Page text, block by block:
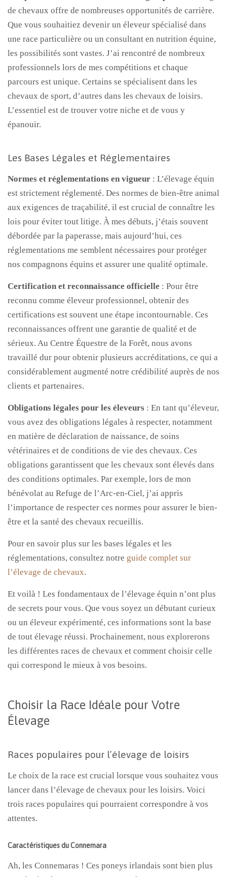
de chevaux offre de nombreuses opportunités de carrière.
Que vous souhaitiez devenir un éleveur spécialisé dans
une race particulière ou un consultant en nutrition équine,
les possibilités sont vastes. J’ai rencontré de nombreux
professionnels lors de mes compétitions et chaque
parcours est unique. Certains se spécialisent dans les
chevaux de sport, d’autres dans les chevaux de loisirs.
L’essentiel est de trouver votre niche et de vous y
épanouir.
Les Bases Légales et Réglementaires
Normes et réglementations en vigueur : L’élevage équin
est strictement réglementé. Des normes de bien-être animal
aux exigences de traçabilité, il est crucial de connaître les
lois pour éviter tout litige. À mes débuts, j’étais souvent
débordée par la paperasse, mais aujourd’hui, ces
réglementations me semblent nécessaires pour protéger
nos compagnons équins et assurer une qualité optimale.
Certification et reconnaissance officielle : Pour être
reconnu comme éleveur professionnel, obtenir des
certifications est souvent une étape incontournable. Ces
reconnaissances offrent une garantie de qualité et de
sérieux. Au Centre Équestre de la Forêt, nous avons
travaillé dur pour obtenir plusieurs accréditations, ce qui a
considérablement augmenté notre crédibilité auprès de nos
clients et partenaires.
Obligations légales pour les éleveurs : En tant qu’éleveur,
vous avez des obligations légales à respecter, notamment
en matière de déclaration de naissance, de soins
vétérinaires et de conditions de vie des chevaux. Ces
obligations garantissent que les chevaux sont élevés dans
des conditions optimales. Par exemple, lors de mon
bénévolat au Refuge de l’Arc-en-Ciel, j’ai appris
l’importance de respecter ces normes pour assurer le bien-
être et la santé des chevaux recueillis.
Pour en savoir plus sur les bases légales et les
réglementations, consultez notre guide complet sur
l’élevage de chevaux.
Et voilà ! Les fondamentaux de l’élevage équin n’ont plus
de secrets pour vous. Que vous soyez un débutant curieux
ou un éleveur expérimenté, ces informations sont la base
de tout élevage réussi. Prochainement, nous explorerons
les différentes races de chevaux et comment choisir celle
qui correspond le mieux à vos besoins.
Choisir la Race Idéale pour Votre
Élevage
Races populaires pour l’élevage de loisirs
Le choix de la race est crucial lorsque vous souhaitez vous
lancer dans l’élevage de chevaux pour les loisirs. Voici
trois races populaires qui pourraient correspondre à vos
attentes.
Caractéristiques du Connemara
Ah, les Connemaras ! Ces poneys irlandais sont bien plus